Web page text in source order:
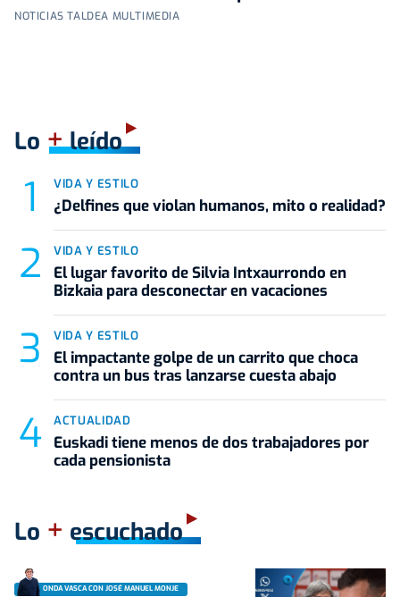
NOTICIAS TALDEA MULTIMEDIA
Lo +leído
VIDA Y ESTILO
¿Delfines que violan humanos, mito o realidad?
VIDA Y ESTILO
El lugar favorito de Silvia Intxaurrondo en
Bizkaia para desconectar en vacaciones
VIDA Y ESTILO
El impactante golpe de un carrito que choca
contra un bus tras lanzarse cuesta abajo
ACTUALIDAD
Euskadi tiene menos de dos trabajadores por
cada pensionista
Lo + escuchado
ONDA VASCA CON JOSÉ MANUEL MONJE